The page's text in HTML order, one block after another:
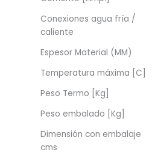
Conexiones agua fría /
caliente
Espesor Material (MM)
Temperatura máxima [C]
Peso Termo [Kg]
Peso embalado [Kg]
Dimensión con embalaje
cms